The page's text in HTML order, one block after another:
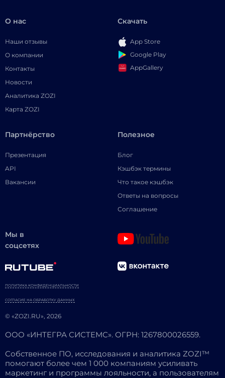
О нас
Наши отзывы
О компании
Контакты
Новости
Аналитика ZOZI
Карта ZOZI
Скачать
App Store
Google Play
AppGallery
Партнёрство
Презентация
API
Вакансии
Полезное
Блог
Кэшбэк термины
Что такое кэшбэк
Ответы на вопросы
Соглашение
Мы в
соцсетях
© «ZOZI.RU», 2026
ПОЛИТИКА КОНФИДЕНЦИАЛЬНОСТИ
СОГЛАСИЕ НА ОБРАБОТКУ ДАННЫХ
ООО «ИНТЕГРА СИСТЕМС». ОГРН: 1267800026559.
Собственное ПО, исследования и аналитика ZOZI™
помогают более чем 1 000 компаниям усиливать
маркетинг и программы лояльности, а пользователям